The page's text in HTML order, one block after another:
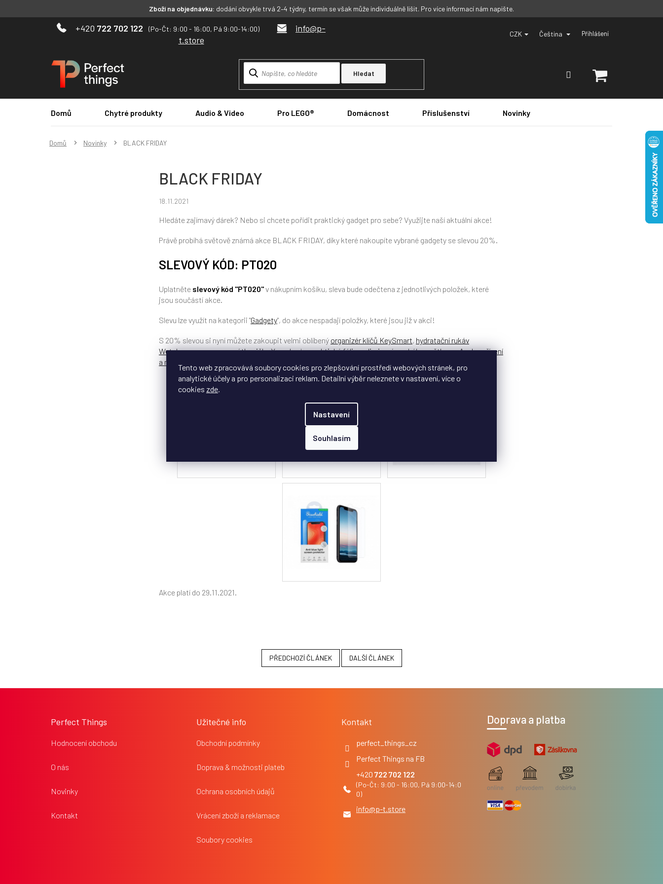
Zboží na objednávku: dodání obvykle trvá 2–4 týdny, termín se však může individuálně lišit. Pro více informací nám napište.
Tento web zpracovává soubory cookies pro zlepšování prostředí webových stránek, pro
analytické účely a pro personalizaci reklam. Detailní výběr neleznete v nastavení, více o
cookies zde
Nastavení
Souhlasím
722 702 122
info@p-
t.store
CZK Čeština Přihlášení
Hledat
KOŠÍK
Domů
Chytré produkty Audio & Video Pro LEGO® Domácnost Příslušenství Novinky
Domů Novinky BLACK FRIDAY
BLACK FRIDAY
18.11.2021
Hledáte zajímavý dárek? Nebo si chcete pořídit praktický gadget pro sebe? Využijte naší aktuální akce!
Právě probíhá světově známá akce BLACK FRIDAY, díky které nakoupíte vybrané gadgety se slevou 20%.
SLEVOVÝ KÓD: PT020
Uplatněte slevový kód "PT020"v nákupním košíku, sleva bude odečtena z jednotlivých položek, které
jsou součástí akce.
Slevu lze využít na kategorii "Gadgety", do akce nespadají položky, které jsou již v akci!
S 20% slevou si nyní můžete zakoupit velmi oblíbený organizér klíčů KeySmart, hydratační rukáv
Wetsleeve,nezavazovací tkaničky Xpandnebopraktické fólie s eliminací modrého světla pro Apple zařízení
a monitory
Akce platí do 29.11.2021.
PŘEDCHOZÍ ČLÁNEK DALŠÍ ČLÁNEK
Perfect Things
Hodnocení obchodu
O nás
Novinky
Kontakt
Užitečné info
Obchodní podmínky
Doprava & možnosti plateb
Ochrana osobních údajů
Vrácení zboží a reklamace
Soubory cookies
Kontakt
info@p-t.store
722 702 122
Perfect Things na FB
perfect_things_cz
Doprava a platba